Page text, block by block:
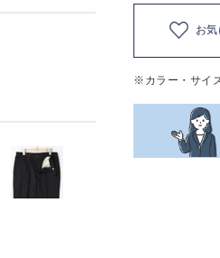
お
※カラー・サイ